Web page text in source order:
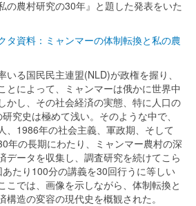
の農村研究の30年』と題した発表をいた
タ資料：ミャンマーの体制転換と私の農
る国民民主連盟(NLD)が政権を握り、
とによって、ミャンマーは俄かに世界中
かし、その社会経済の実態、特に人口の
究史は極めて浅い。そのような中で、
、1986年の社会主義、軍政期、そして
年の長期にわたり、ミャンマー農村の深
データを収集し、調査研究を続けてこら
たり100分の講義を30回行うに等しい
こでは、画像を示しながら、体制転換と
構造の変容の現代史を概観された。